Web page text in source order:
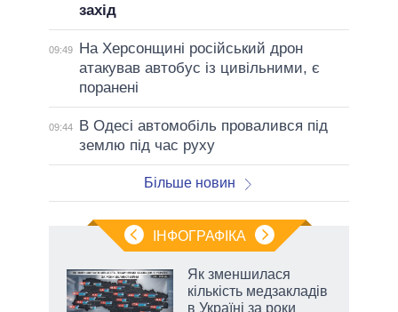
захід
09:49
На Херсонщині російський дрон
атакував автобус із цивільними, є
поранені
09:44
В Одесі автомобіль провалився під
землю під час руху
Більше новин
ІНФОГРАФІКА
Як зменшилася
кількість медзакладів
в Україні за роки